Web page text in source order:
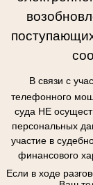
В связи с
телефонного
суда НЕ
персональных
участие в
финансового
Если в ходе